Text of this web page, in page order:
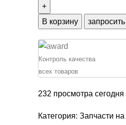
Звездочка
ведущая
В корзину
Контроль качества
всех товаров
232 просмотра сегодня
Категория: Запчасти